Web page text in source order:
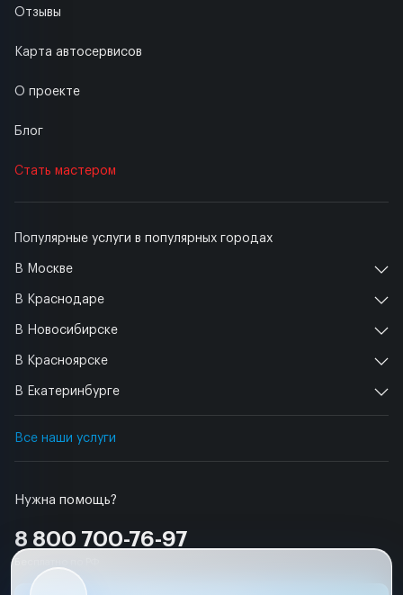
Нужна помощь?
8 800 700-76-97
Популярные услуги в популярных городах
В Москве
В Краснодаре
В Новосибирске
В Красноярске
В Екатеринбурге
Все наши услуги
Отзывы
Карта автосервисов
О проекте
Блог
Стать мастером